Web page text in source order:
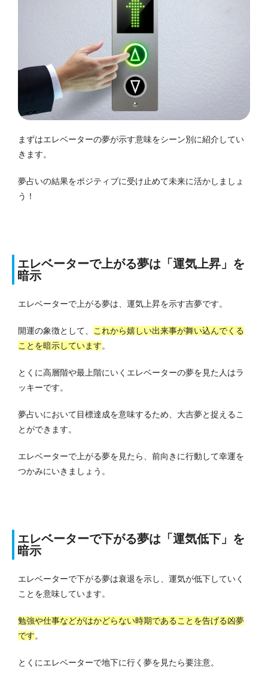
まずはエレベーターの夢が示す意味をシーン別に紹介してい
きます。
夢占いの結果をポジティブに受け止めて未来に活かしましょ
う！
エレベーターで上がる夢は「運気上昇」を
暗示
エレベーターで上がる夢は、運気上昇を示す吉夢です。
開運の象徴として、 これから嬉しい出来事が舞い込んでくる
ことを暗示しています。
とくに高層階や最上階にいくエレベーターの夢を見た人はラ
ッキーです。
夢占いにおいて目標達成を意味するため、大吉夢と捉えるこ
とができます。
エレベーターで上がる夢を見たら、前向きに行動して幸運を
つかみにいきましょう。
エレベーターで下がる夢は「運気低下」を
暗示
エレベーターで下がる夢は衰退を示し、運気が低下していく
ことを意味しています。
勉強や仕事などがはかどらない時期であることを告げる凶夢
です。
とくにエレベーターで地下に行く夢を見たら要注意。